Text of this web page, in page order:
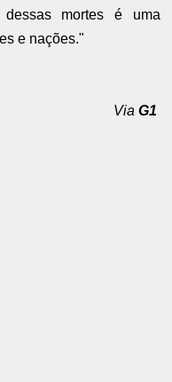
dessas mortes é uma
e nações."
Via G1